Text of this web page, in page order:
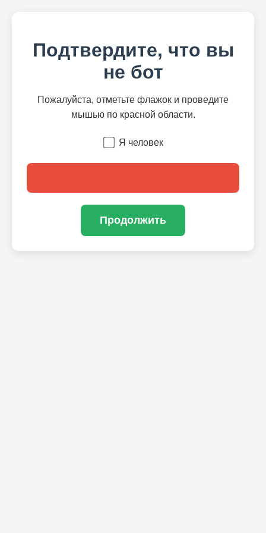
Подтвердите, что вы
не бот
Пожалуйста, отметьте флажок и проведите
мышью по красной области.
Я человек
Продолжить